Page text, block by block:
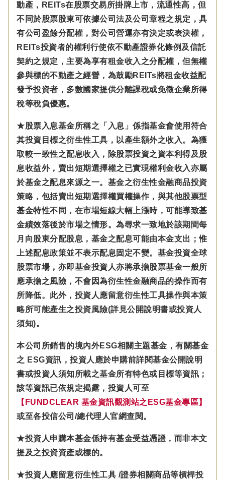
動產，REITs在股票交易所掛牌上市，流通性高，但
不同於股票股東可依據公司法及公司章程之規定，具
有公司盈餘分配權，對公司營運亦有決定或表決權，
REITs投資者的權利行使依不動產證券化條例及信託
契約之規定，主要為享有租金收入之分配權，但無權
參與標的不動產之經營，為鼓勵REITs將租金收益配
發予投資者，多數國家提供分離課稅或免徵企業所得
稅等稅負優惠。
★股票入息基金所稱之「入息」係指基金會使用符合
其投資目標之衍生性工具，以產生額外之收入。為獲
取較一致性之配息收入，除股票投資之資本利得及股
息收益外，賣出短期選擇權之已實現權利金收入亦屬
於基金之配息來源之一。基金之衍生性金融商品投資
策略，包括賣出短期選擇權買權操作，與其他股票型
基金特性不同，在市場短線大幅上漲時，可能導致基
金績效落後於市場之情形。為尋求一致地於該期間每
月向股東分配股息，基金之配息可能由本金支出；惟
上述配息政策並不表示配息固定不變。基金投資全球
股票市場，亦即基金投資人亦將承擔股票基金一般所
應承擔之風險，不會因為衍生性金融商品的操作而有
所降低。此外，投資人應留意衍生性工具操作與本策
略所可能產生之投資風險(詳見公開說明書或投資人
須知)。
本公司所銷售的境內外ESG相關主題基金，有關基金
之 ESG資訊，投資人應於申購前詳閱基金公開說明
書或投資人須知所載之基金所有特色或目標等資訊；
該等資訊已依規定揭露，投資人可至
【FUNDCLEAR 基金資訊觀測站之ESG基金專區】
或至各投信公司/總代理人官網查閱。
★投資人申購本基金係持有基金受益憑證，而非本文
提及之投資資產或標的。
★投資人應留意衍生性工具 /證券相關商品等槓桿投